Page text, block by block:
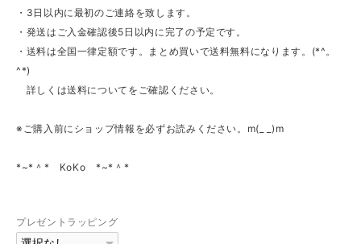
・3日以内に最初のご連絡を致します。
・発送はご入金確認後5日以内に完了の予定です。
・送料は全国一律定額です。まとめ買いで送料無料になります。(*^。
^*)
詳しくは送料についてをご確認ください。
※ご購入前にショップ情報を必ずお読みください。m(_ _)m
*~*＾* KoKo *~*＾*
プレゼントラッピング